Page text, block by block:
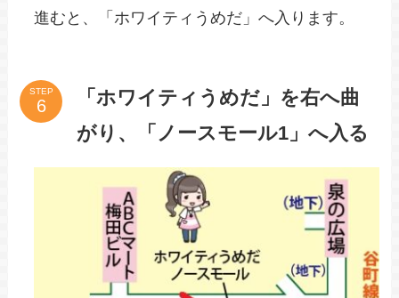
進むと、「ホワイティうめだ」へ入ります。
STEP
「ホワイティうめだ」を右へ曲
がり、「ノースモール1」へ入る